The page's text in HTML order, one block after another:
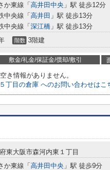
か東線「 高井田中央 」駅 徒歩12分
中央線「 高井田 」駅 徒歩13分
中央線「 深江橋 」駅 徒歩13分
階数 3階建
敷金/礼金/保証金/償却/敷引
き情報がありません。
丁目の倉庫 へのお問い合わせはこ
東大阪市森河内東１丁目
か東線「 高井田中央 」駅 徒歩9分